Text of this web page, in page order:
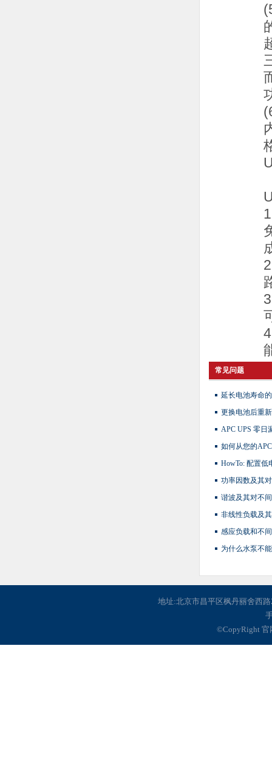
常见问题
延长电池寿命
更换电池后重
APC UPS 零日
如何从您的
HowTo: 配置低
功率因数及其
谐波及其对不
非线性负载及
感应负载和不
为什么水泵不
地址:北京市昌平区枫丹丽舍西
©CopyRight